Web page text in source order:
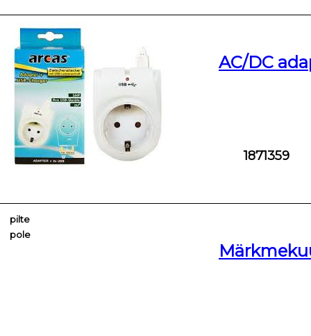
AC/DC
1871359
pilte
pole